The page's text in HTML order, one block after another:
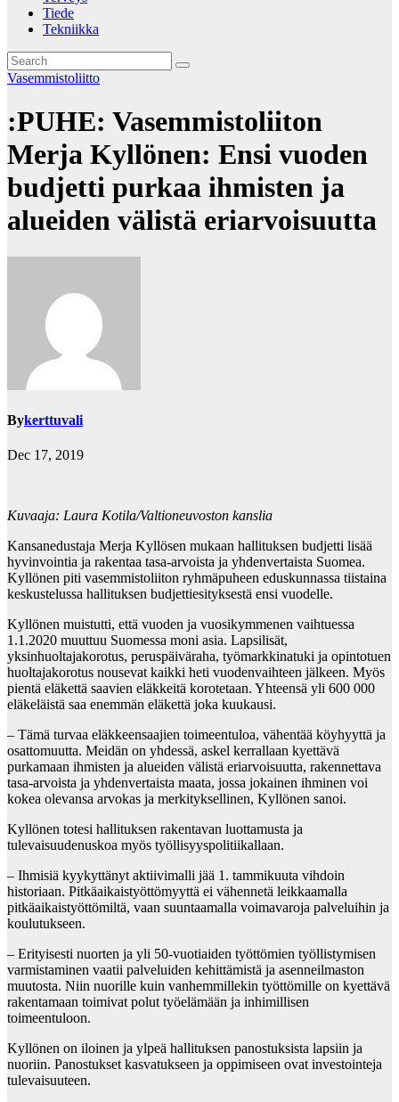
Tiede
Tekniikka
Vasemmistoliitto
:PUHE: Vasemmistoliiton
Merja Kyllönen: Ensi vuoden
budjetti purkaa ihmisten ja
alueiden välistä eriarvoisuutta
Bykerttuvali
Dec 17, 2019
Kuvaaja: Laura Kotila/Valtioneuvoston kanslia
Kansanedustaja Merja Kyllösen mukaan hallituksen budjetti lisää
hyvinvointia ja rakentaa tasa-arvoista ja yhdenvertaista Suomea.
Kyllönen piti vasemmistoliiton ryhmäpuheen eduskunnassa tiistaina
keskustelussa hallituksen budjettiesityksestä ensi vuodelle.
Kyllönen muistutti, että vuoden ja vuosikymmenen vaihtuessa
1.1.2020 muuttuu Suomessa moni asia. Lapsilisät,
yksinhuoltajakorotus, peruspäiväraha, työmarkkinatuki ja opintotuen
huoltajakorotus nousevat kaikki heti vuodenvaihteen jälkeen. Myös
pientä eläkettä saavien eläkkeitä korotetaan. Yhteensä yli 600 000
eläkeläistä saa enemmän eläkettä joka kuukausi.
– Tämä turvaa eläkkeensaajien toimeentuloa, vähentää köyhyyttä ja
osattomuutta. Meidän on yhdessä, askel kerrallaan kyettävä
purkamaan ihmisten ja alueiden välistä eriarvoisuutta, rakennettava
tasa-arvoista ja yhdenvertaista maata, jossa jokainen ihminen voi
kokea olevansa arvokas ja merkityksellinen, Kyllönen sanoi.
Kyllönen totesi hallituksen rakentavan luottamusta ja
tulevaisuudenuskoa myös työllisyyspolitiikallaan.
– Ihmisiä kyykyttänyt aktiivimalli jää 1. tammikuuta vihdoin
historiaan. Pitkäaikaistyöttömyyttä ei vähennetä leikkaamalla
pitkäaikaistyöttömiltä, vaan suuntaamalla voimavaroja palveluihin ja
koulutukseen.
– Erityisesti nuorten ja yli 50-vuotiaiden työttömien työllistymisen
varmistaminen vaatii palveluiden kehittämistä ja asenneilmaston
muutosta. Niin nuorille kuin vanhemmillekin työttömille on kyettävä
rakentamaan toimivat polut työelämään ja inhimillisen
toimeentuloon.
Kyllönen on iloinen ja ylpeä hallituksen panostuksista lapsiin ja
nuoriin. Panostukset kasvatukseen ja oppimiseen ovat investointeja
tulevaisuuteen.